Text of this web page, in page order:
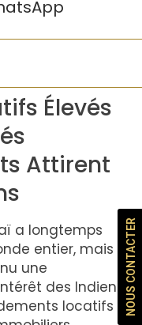
Élevés
Attirent
a longtemps
entier, mais
une
des Indiens
locatifs
NOUS CONTACTER